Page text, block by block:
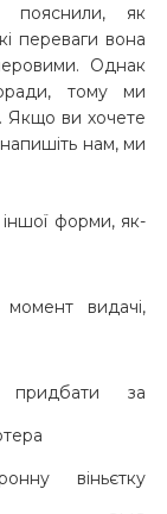
пояснили, як
переваги вона
Однак
тому ми
Якщо ви хочете
нам, ми
форми, як-
видачі,
придбати за
віньєтку